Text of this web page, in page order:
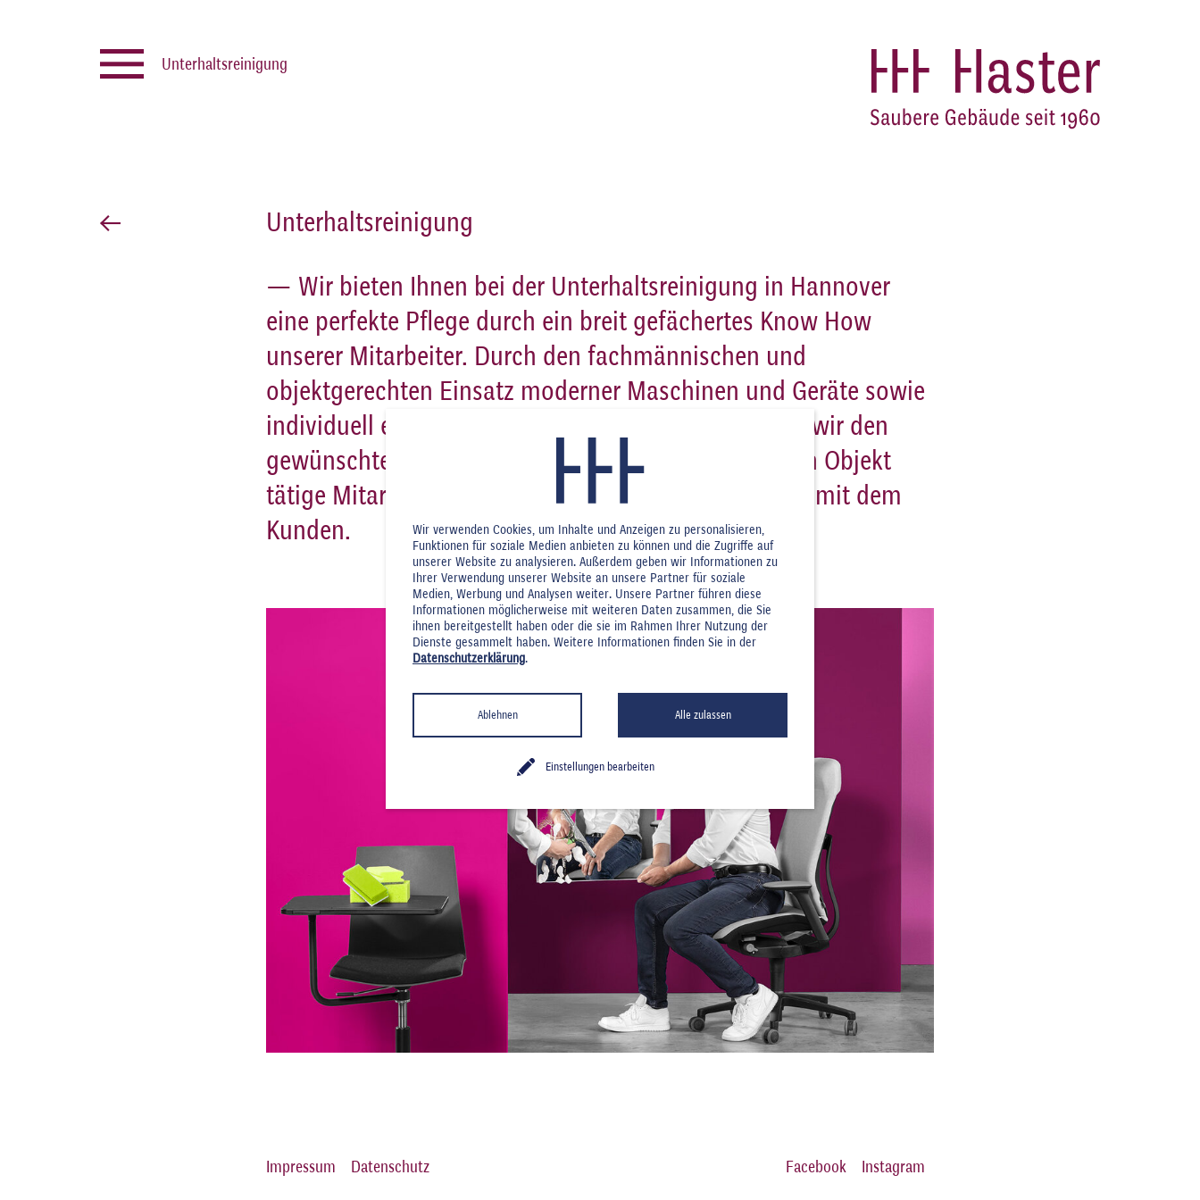
Unterhaltsreinigung
Unterhaltsreinigung
— Wir bieten Ihnen bei der Unterhaltsreinigung in Hannover
eine perfekte Pflege durch ein breit gefächertes Know How
unserer Mitarbeiter. Durch den fachmännischen und
objektgerechten Einsatz moderner Maschinen und Geräte sowie
individuell erstellter Leistungsverzeichnisse, erzielen wir den
gewünschten Reinigungserfolg. Langfristig im selben Objekt
tätige Mitarbeiter sorgen für eine hohe Identifikation mit dem
Kunden.
Impressum Datenschutz Facebook Instagram
Wir verwenden Cookies, um Inhalte und Anzeigen zu personalisieren,
Funktionen für soziale Medien anbieten zu können und die Zugriffe auf
unserer Website zu analysieren. Außerdem geben wir Informationen zu
Ihrer Verwendung unserer Website an unsere Partner für soziale
Medien, Werbung und Analysen weiter. Unsere Partner führen diese
Informationen möglicherweise mit weiteren Daten zusammen, die Sie
ihnen bereitgestellt haben oder die sie im Rahmen Ihrer Nutzung der
Dienste gesammelt haben. Weitere Informationen finden Sie in der
Datenschutzerklärung.
Einstellungen bearbeiten
Ablehnen Alle zulassen